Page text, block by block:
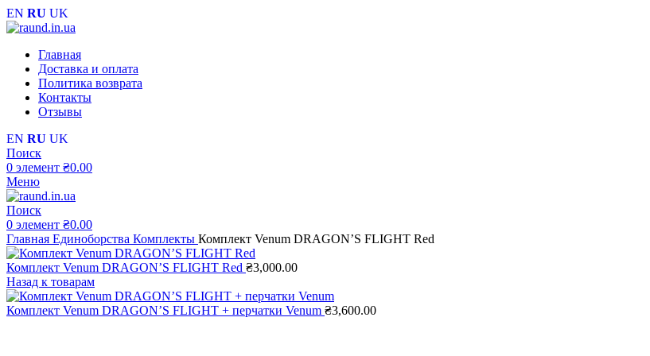
EN RU UK
Главная
Доставка и оплата
Политика возврата
Контакты
Отзывы
EN RU UK
Поиск
0 элемент ₴0.00
Меню
Поиск
0 элемент ₴0.00
Главная Единоборства Комплекты Комплект Venum DRAGON’S FLIGHT Red
Комплект Venum DRAGON’S FLIGHT Red ₴3,000.00
Назад к товарам
Комплект Venum DRAGON’S FLIGHT + перчатки Venum ₴3,600.00